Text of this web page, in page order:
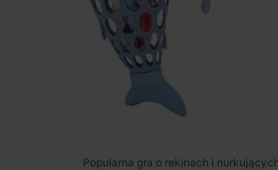
Popularna gra o rekinach i